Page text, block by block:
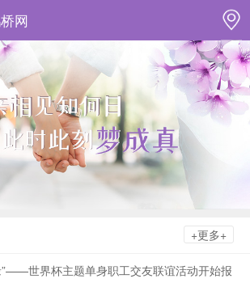
网
+更多+
”——世界杯主题单身职工交友联谊活动开始报